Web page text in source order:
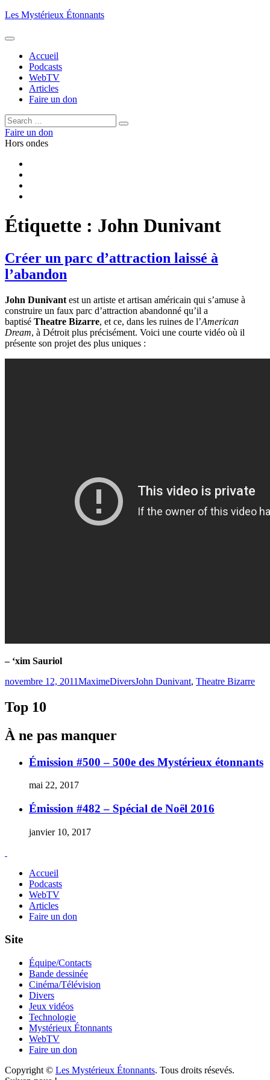
Aller
contenu
Les Mystérieux Étonnants
Accueil
Podcasts
WebTV
Articles
Faire un don
Rechercher :
Rechercher
Faire un don
Hors ondes
Étiquette : John Dunivant
Créer un parc d’attraction laissé à
l’abandon
John Dunivant est un artiste et artisan américain qui s’amuse à
construire un faux parc d’attraction abandonné qu’il a
baptisé Theatre Bizarre, et ce, dans les ruines de l’American
Dream, à Détroit plus précisément. Voici une courte vidéo où il
présente son projet des plus uniques :
– ‘xim Sauriol
Publié
novembre 12, 2011MaximeCatégories
DiversÉtiquettes
John Dunivant, Theatre Bizarre
Top 10
À ne pas manquer
Émission #500 – 500e des Mystérieux étonnants
mai 22, 2017
Émission #482 – Spécial de Noël 2016
janvier 10, 2017
Accueil
Podcasts
WebTV
Articles
Faire un don
Site
Équipe/Contacts
Bande dessinée
Cinéma/Télévision
Divers
Jeux vidéos
Technologie
Mystérieux Étonnants
WebTV
Faire un don
Copyright © Les Mystérieux Étonnants. Tous droits résevés.